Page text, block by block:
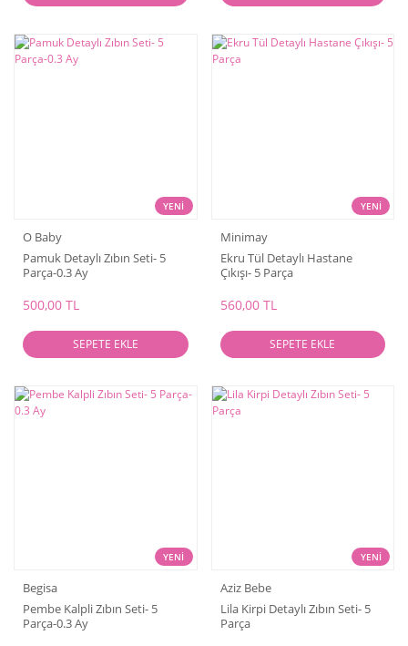
YENİ
O Baby
Pamuk Detaylı Zıbın Seti- 5
Parça-0.3 Ay
500,00 TL
SEPETE EKLE
YENİ
Minimay
Ekru Tül Detaylı Hastane
Çıkışı- 5 Parça
560,00 TL
SEPETE EKLE
YENİ
Begisa
Pembe Kalpli Zıbın Seti- 5
Parça-0.3 Ay
YENİ
Aziz Bebe
Lila Kirpi Detaylı Zıbın Seti- 5
Parça